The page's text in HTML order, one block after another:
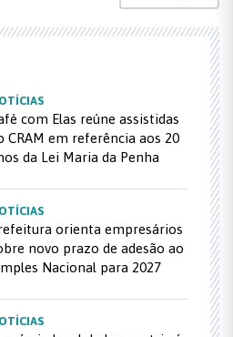
com Elas reúne assistidas
CRAM em referência aos 20
da Lei Maria da Penha
orienta empresários
novo prazo de adesão ao
Nacional para 2027